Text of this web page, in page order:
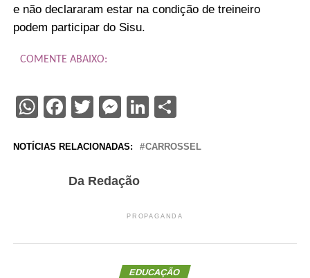
e não declararam estar na condição de treineiro
podem participar do Sisu.
COMENTE ABAIXO:
WhatsApp
Facebook
Twitter
Messenger
LinkedIn
Share
NOTÍCIAS RELACIONADAS: CARROSSEL
Da Redação
PROPAGANDA
EDUCAÇÃO